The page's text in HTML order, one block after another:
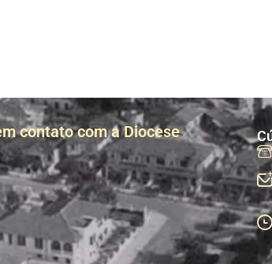
contato com a Diocese